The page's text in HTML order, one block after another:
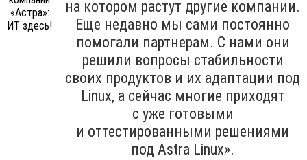
на котором растут другие компании.
Еще недавно мы сами постоянно
помогали партнерам. С нами они
решили вопросы стабильности
своих продуктов и их адаптации под
Linux, а сейчас многие приходят
с уже готовыми
и оттестированными решениями
под Astra Linux».